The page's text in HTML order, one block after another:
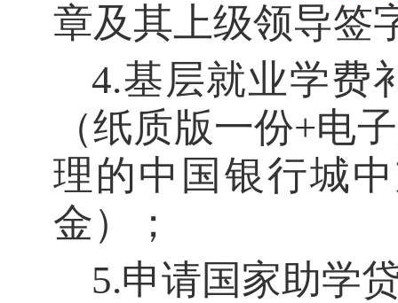
章及其上级领导签
4.基层就业学费
（纸质版一份+电
理的中国银行城
金）；
5.申请国家助学